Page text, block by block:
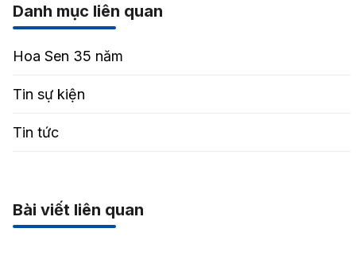
Danh mục liên quan
Hoa Sen 35 năm
Tin sự kiện
Tin tức
Bài viết liên quan